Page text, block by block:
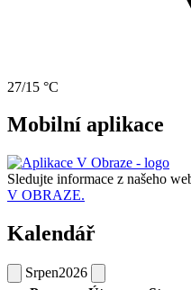
27/15 °C
Mobilní aplikace
Sledujte informace z našeho
V OBRAZE.
Kalendář
Srpen2026